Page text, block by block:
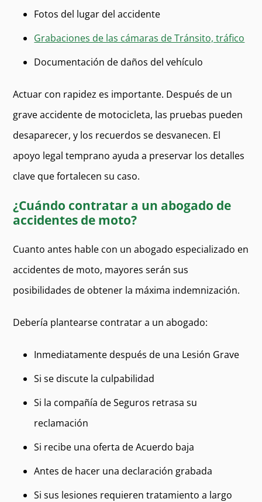
Fotos del lugar del accidente
Grabaciones de las cámaras de Tránsito, tráfico
Documentación de daños del vehículo
Actuar con rapidez es importante. Después de un
grave accidente de motocicleta, las pruebas pueden
desaparecer, y los recuerdos se desvanecen. El
apoyo legal temprano ayuda a preservar los detalles
clave que fortalecen su caso.
¿Cuándo contratar a un abogado de
accidentes de moto?
Cuanto antes hable con un abogado especializado en
accidentes de moto, mayores serán sus
posibilidades de obtener la máxima indemnización.
Debería plantearse contratar a un abogado:
Inmediatamente después de una Lesión Grave
Si se discute la culpabilidad
Si la compañía de Seguros retrasa su
reclamación
Si recibe una oferta de Acuerdo baja
Antes de hacer una declaración grabada
Si sus lesiones requieren tratamiento a largo